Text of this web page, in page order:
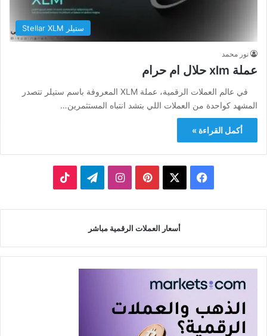
ستيلر Stellar XLM
نور محمد
عملة xlm حلال ام حرام
في عالم العملات الرقمية، عملة XLM المعروفة باسم ستيلر تتصدر
المشهد كواحدة من العملات اللي بتشد انتباه المستثمرين…
أكمل القراءة »
فيسبوك بينتيريستانستقرامتيلقرام
أسعار العملات الرقمية مباشر